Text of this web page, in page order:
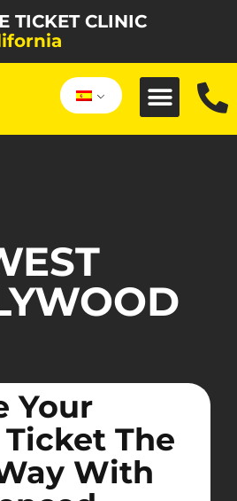
TICKET CLINIC
Your
The
With